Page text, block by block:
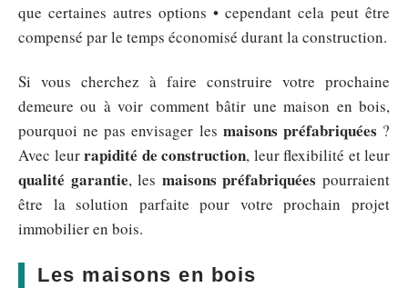
que certaines autres options • cependant cela peut être
compensé par le temps économisé durant la construction.
Si vous cherchez à faire construire votre prochaine
demeure ou à voir comment bâtir une maison en bois,
pourquoi ne pas envisager les maisons préfabriquées ?
Avec leurrapidité de construction, leur flexibilité et leur
qualité garantie, les maisons préfabriquées pourraient
être la solution parfaite pour votre prochain projet
immobilier en bois.
Les maisons en bois